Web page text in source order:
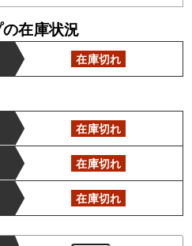
在庫状況
在庫切れ
在庫切れ
在庫切れ
在庫切れ